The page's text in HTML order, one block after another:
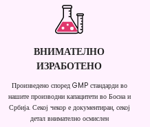
ВНИМАТЕЛНО
ИЗРАБОТЕНО
Произведено според GMP стандарди во
нашите производни капацитети во Босна и
Србија. Секој чекор е документиран, секој
детал внимателно осмислен